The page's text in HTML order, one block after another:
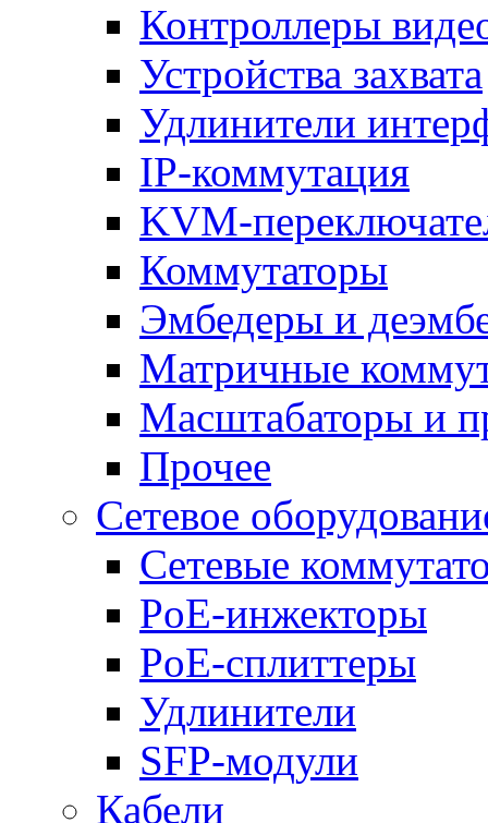
Контроллеры
Устройства захвата
Удлинители
IP-коммутация
KVM-
Коммутаторы
Эмбедеры и
Матричные
Масштабаторы и
Прочее
Сетевое
Сетевые
PoE-инжекторы
PoE-сплиттеры
Удлинители
SFP-модули
Кабели